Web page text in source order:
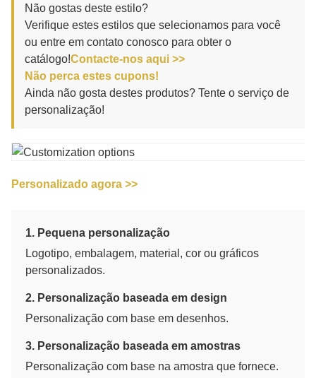
Não gostas deste estilo?
Verifique estes estilos que selecionamos para você
ou entre em contato conosco para obter o
catálogo!Contacte-nos aqui >>
Não perca estes cupons!
Ainda não gosta destes produtos? Tente o serviço de
personalização!
Personalizado agora >>
1. Pequena personalização
Logotipo, embalagem, material, cor ou gráficos
personalizados.
2. Personalização baseada em design
Personalização com base em desenhos.
3. Personalização baseada em amostras
Personalização com base na amostra que fornece.